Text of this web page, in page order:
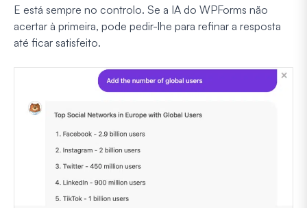
E está sempre no controlo. Se a IA do WPForms não
acertar à primeira, pode pedir-lhe para refinar a resposta
até ficar satisfeito.